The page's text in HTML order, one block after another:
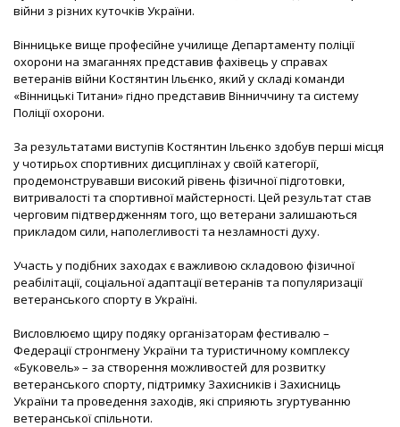
війни з різних куточків України.
Вінницьке вище професійне училище Департаменту поліції
охорони на змаганнях представив фахівець у справах
ветеранів війни Костянтин Ільєнко, який у складі команди
«Вінницькі Титани» гідно представив Вінниччину та систему
Поліції охорони.
За результатами виступів Костянтин Ільєнко здобув перші місця
у чотирьох спортивних дисциплінах у своїй категорії,
продемонструвавши високий рівень фізичної підготовки,
витривалості та спортивної майстерності. Цей результат став
черговим підтвердженням того, що ветерани залишаються
прикладом сили, наполегливості та незламності духу.
Участь у подібних заходах є важливою складовою фізичної
реабілітації, соціальної адаптації ветеранів та популяризації
ветеранського спорту в Україні.
Висловлюємо щиру подяку організаторам фестивалю –
Федерації стронгмену України та туристичному комплексу
«Буковель» – за створення можливостей для розвитку
ветеранського спорту, підтримку Захисників і Захисниць
України та проведення заходів, які сприяють згуртуванню
ветеранської спільноти.